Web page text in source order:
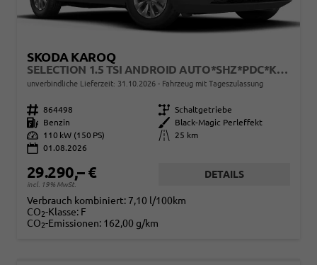
SKODA KAROQ
SELECTION 1.5 TSI ANDROID AUTO*SHZ*PDC*KLIMAAUTO*SUNSET*LED
unverbindliche Lieferzeit: 31.10.2026 Fahrzeug mit Tageszulassung
Fahrzeugnr. 864498 Getriebe Schaltgetriebe
Kraftstoff
Benzin Außenfarbe
Black-Magic Perleffekt
Leistung
110 kW (150 PS) Kilometerstand
25 km
01.08.2026
29.290,– €
incl. 19% MwSt.
DETAILS
Verbrauch kombiniert: 7,10 l/100km
CO2-Klasse: F
CO2-Emissionen: 162,00 g/km